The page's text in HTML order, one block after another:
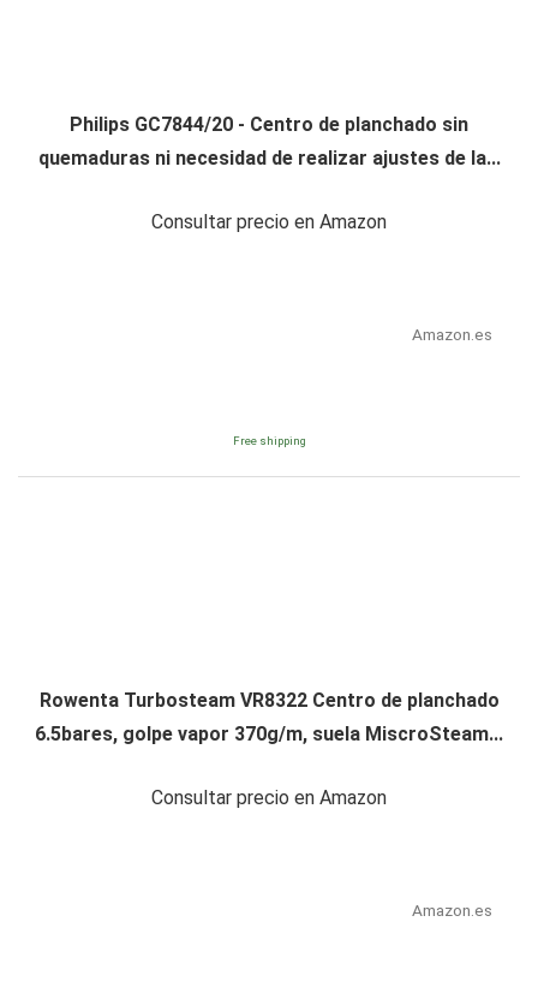
Philips GC7844/20 - Centro de planchado sin
quemaduras ni necesidad de realizar ajustes de la...
Consultar precio en Amazon
Amazon.es
Free shipping
Rowenta Turbosteam VR8322 Centro de planchado
6.5bares, golpe vapor 370g/m, suela MiscroSteam...
Consultar precio en Amazon
Amazon.es